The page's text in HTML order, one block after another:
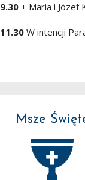
9.30 + Maria i Józef
11.30 W intencji
Msze